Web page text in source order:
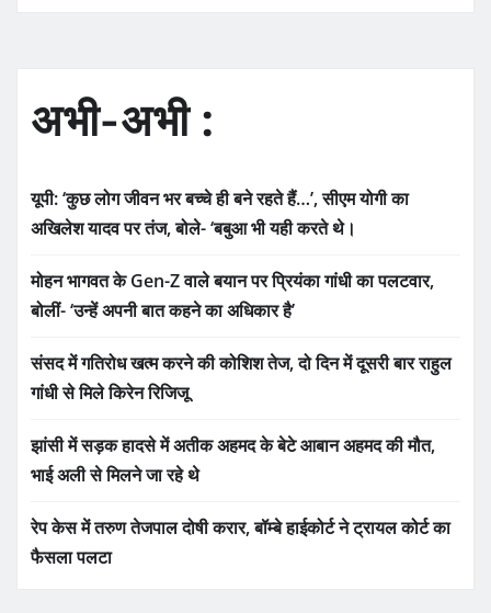
अभी-अभी :
यूपी: ‘कुछ लोग जीवन भर बच्चे ही बने रहते हैं…’, सीएम योगी का
अखिलेश यादव पर तंज, बोले- ‘बबुआ भी यही करते थे।
मोहन भागवत के Gen-Z वाले बयान पर प्रियंका गांधी का पलटवार,
बोलीं- ‘उन्हें अपनी बात कहने का अधिकार है’
संसद में गतिरोध खत्म करने की कोशिश तेज, दो दिन में दूसरी बार राहुल
गांधी से मिले किरेन रिजिजू
झांसी में सड़क हादसे में अतीक अहमद के बेटे आबान अहमद की मौत,
भाई अली से मिलने जा रहे थे
रेप केस में तरुण तेजपाल दोषी करार, बॉम्बे हाईकोर्ट ने ट्रायल कोर्ट का
फैसला पलटा